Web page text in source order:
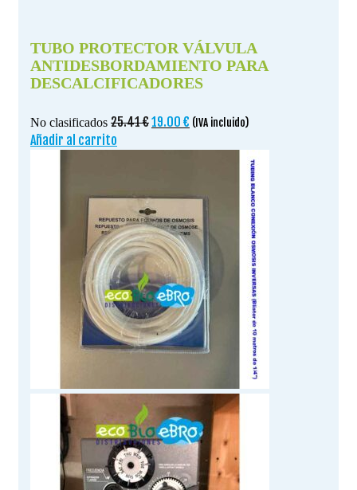
TUBO PROTECTOR VÁLVULA
ANTIDESBORDAMIENTO PARA
DESCALCIFICADORES
No clasificados 25.41€El
19.00 € El
(IVA incluido)
Añadir al carrito